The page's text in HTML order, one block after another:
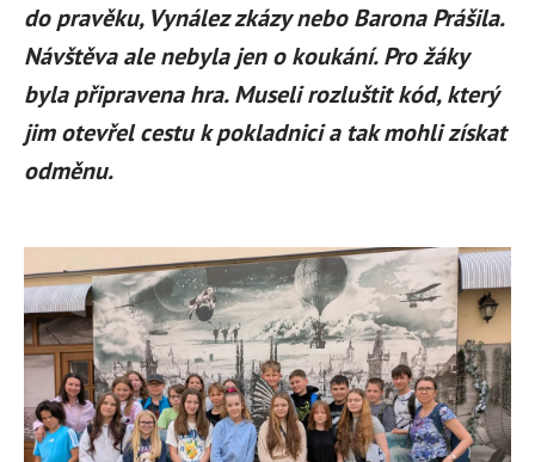
do pravěku, Vynález zkázy nebo Barona Prášila.
Návštěva ale nebyla jen o koukání. Pro žáky
byla připravena hra. Museli rozluštit kód, který
jim otevřel cestu k pokladnici a tak mohli získat
odměnu.